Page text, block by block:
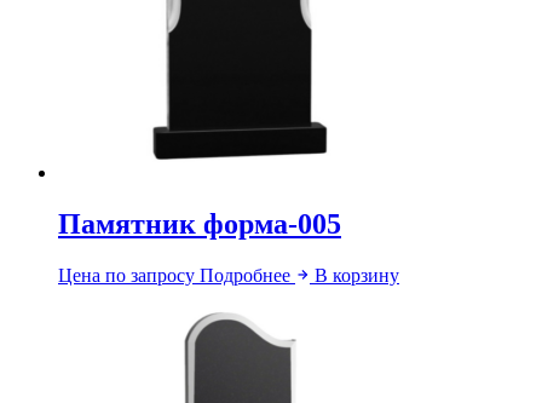
Памятник форма-005
Цена по запросу Подробнее В корзину